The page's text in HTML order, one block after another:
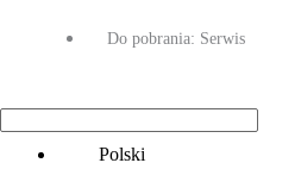
Do pobrania: Serwis
Polski